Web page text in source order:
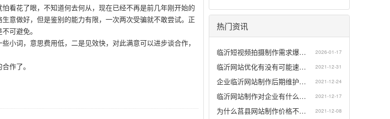
花了眼，不知道何去何从，现在已经不再是前几年刚开始的
意做好，但是鉴别的能力有限，一次两次受骗就不敢尝试。正
可避免。
词，意思费用低，二是见效快，对此满意可以进步谈合作，
作了。
热门资讯
临沂短视频拍摄制作需求爆… 2026-01-17
临沂网站优化有没有可能速… 2021-12-31
企业临沂网站制作后期维护… 2021-12-24
临沂网站制作对企业有什么… 2021-12-17
为什么莒县网站制作价格不… 2021-12-08